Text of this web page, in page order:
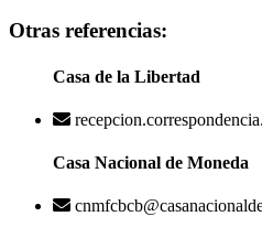
Otras referencias:
Casa de la Libertad
Casa Nacional de Moneda